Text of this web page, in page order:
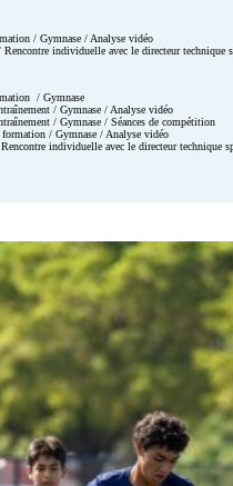
/ Gymnase / Analyse vidéo
individuelle avec le directeur technique
/ Gymnase
/ Gymnase / Analyse vidéo
/ Gymnase / Séances de compétition
/ Gymnase / Analyse vidéo
individuelle avec le directeur technique